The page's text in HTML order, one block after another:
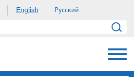
English Русский